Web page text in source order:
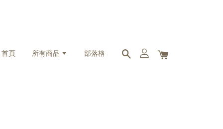
首頁 所有商品 部落格